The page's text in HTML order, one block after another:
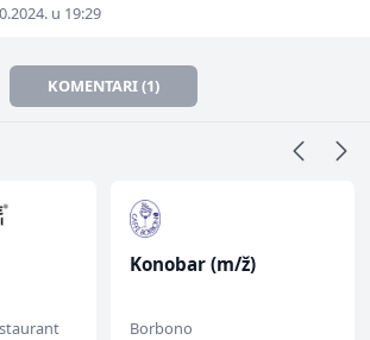
u 19:29
KOMENTARI (1)
Konobar (m/ž)
Borbono